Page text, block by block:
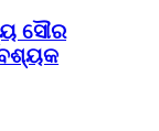
ସୌର